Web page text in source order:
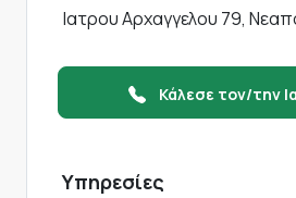
Ιατρου Αρχαγγελου 79,
Κάλεσε τον/την
Υπηρεσίες